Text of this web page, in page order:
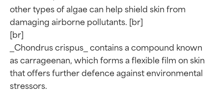
other types of algae can help shield skin from
damaging airborne pollutants. [br]
[br]
_Chondrus crispus_ contains a compound known
as carrageenan, which forms a flexible film on skin
that offers further defence against environmental
Oceny składników
BEST
Oceny składników
BEST